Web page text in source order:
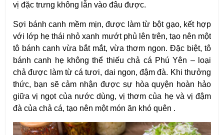
vị đặc trưng không lẫn vào đâu được.
Sợi bánh canh mềm mịn, được làm từ bột gạo, kết hợp
với lớp hẹ thái nhỏ xanh mướt phủ lên trên, tạo nên một
tô bánh canh vừa bắt mắt, vừa thơm ngon. Đặc biệt, tô
bánh canh hẹ không thể thiếu chả cá Phú Yên – loại
chả được làm từ cá tươi, dai ngon, đậm đà. Khi thưởng
thức, bạn sẽ cảm nhận được sự hòa quyện hoàn hảo
giữa vị ngọt của nước dùng, vị thơm của hẹ và vị đậm
đà của chả cá, tạo nên một món ăn khó quên .